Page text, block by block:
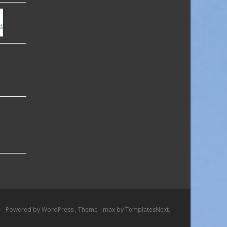
Powered by WordPress , Theme i-max by TemplatesNext.